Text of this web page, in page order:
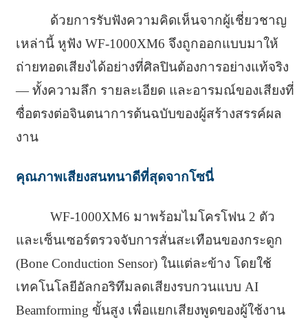
ด้วยการรับฟังความคิดเห็นจากผู้เชี่ยวชาญ
เหล่านี้ หูฟัง WF-1000XM6 จึงถูกออกแบบมาให้
ถ่ายทอดเสียงได้อย่างที่ศิลปินต้องการอย่างแท้จริง
— ทั้งความลึก รายละเอียด และอารมณ์ของเสียงที่
ซื่อตรงต่อจินตนาการต้นฉบับของผู้สร้างสรรค์ผล
งาน
คุณภาพเสียงสนทนาดีที่สุดจากโซนี่
WF-1000XM6 มาพร้อมไมโครโฟน 2 ตัว
และเซ็นเซอร์ตรวจจับการสั่นสะเทือนของกระดูก
(Bone Conduction Sensor) ในแต่ละข้าง โดยใช้
เทคโนโลยีอัลกอริทึมลดเสียงรบกวนแบบ AI
Beamforming ขั้นสูง เพื่อแยกเสียงพูดของผู้ใช้งาน